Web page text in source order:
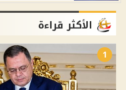
الأكثر قراءة
1